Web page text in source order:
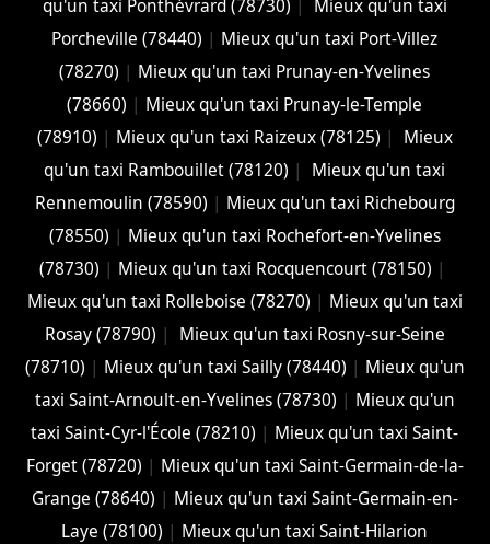
qu'un taxi Ponthévrard (78730) |
Mieux qu'un taxi
Porcheville (78440) | Mieux qu'un taxi Port-Villez
(78270) | Mieux qu'un taxi Prunay-en-Yvelines
(78660) | Mieux qu'un taxi Prunay-le-Temple
(78910) | Mieux qu'un taxi Raizeux (78125) |
Mieux
qu'un taxi Rambouillet (78120) |
Mieux qu'un taxi
Rennemoulin (78590) | Mieux qu'un taxi Richebourg
(78550) | Mieux qu'un taxi Rochefort-en-Yvelines
(78730) | Mieux qu'un taxi Rocquencourt (78150) |
Mieux qu'un taxi Rolleboise (78270) | Mieux qu'un taxi
Rosay (78790) |
Mieux qu'un taxi Rosny-sur-Seine
(78710) | Mieux qu'un taxi Sailly (78440) | Mieux qu'un
taxi Saint-Arnoult-en-Yvelines (78730) | Mieux qu'un
taxi Saint-Cyr-l'École (78210) | Mieux qu'un taxi Saint-
Forget (78720) | Mieux qu'un taxi Saint-Germain-de-la-
Grange (78640) | Mieux qu'un taxi Saint-Germain-en-
Laye (78100) | Mieux qu'un taxi Saint-Hilarion